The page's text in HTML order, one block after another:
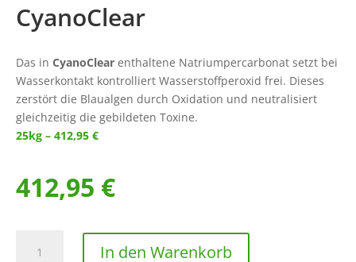
CyanoClear
Das in CyanoClear enthaltene Natriumpercarbonat setzt bei
Wasserkontakt kontrolliert Wasserstoffperoxid frei. Dieses
zerstört die Blaualgen durch Oxidation und neutralisiert
gleichzeitig die gebildeten Toxine.
25kg – 412,95 €
412,95 €
Menge
In den Warenkorb